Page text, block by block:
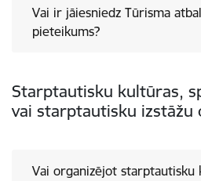
Vai ir jāiesniedz Tūrisma
pieteikums?
Starptautisku kultūras,
vai starptautisku izstāžu
Vai organizējot starptautisku